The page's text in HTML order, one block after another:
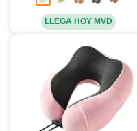
LLEGA HOY MVD